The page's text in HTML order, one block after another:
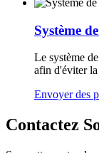
Système
Le système
afin d'éviter la
Envoyer des
Contactez